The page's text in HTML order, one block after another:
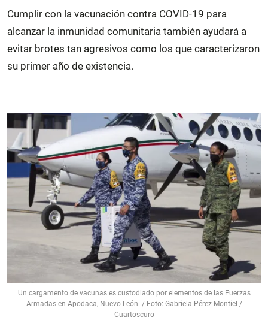
Cumplir con la vacunación contra COVID-19 para
alcanzar la inmunidad comunitaria también ayudará a
evitar brotes tan agresivos como los que caracterizaron
su primer año de existencia.
Un cargamento de vacunas es custodiado por elementos de las Fuerzas
Armadas en Apodaca, Nuevo León. / Foto: Gabriela Pérez Montiel /
Cuartoscuro